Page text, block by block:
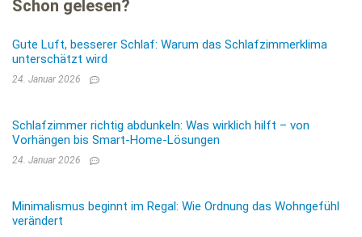
Schon gelesen?
Gute Luft, besserer Schlaf: Warum das Schlafzimmerklima
unterschätzt wird
24. Januar 2026
Schlafzimmer richtig abdunkeln: Was wirklich hilft – von
Vorhängen bis Smart-Home-Lösungen
24. Januar 2026
Minimalismus beginnt im Regal: Wie Ordnung das Wohngefühl
verändert